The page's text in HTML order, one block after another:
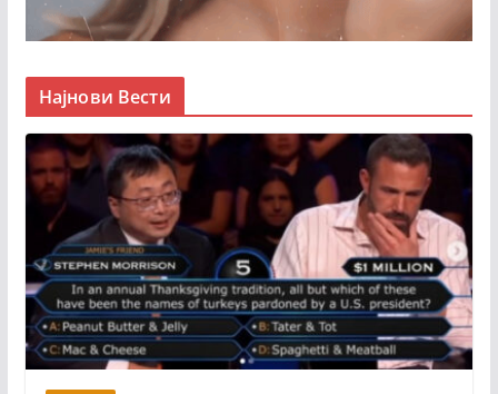
Најнови Вести